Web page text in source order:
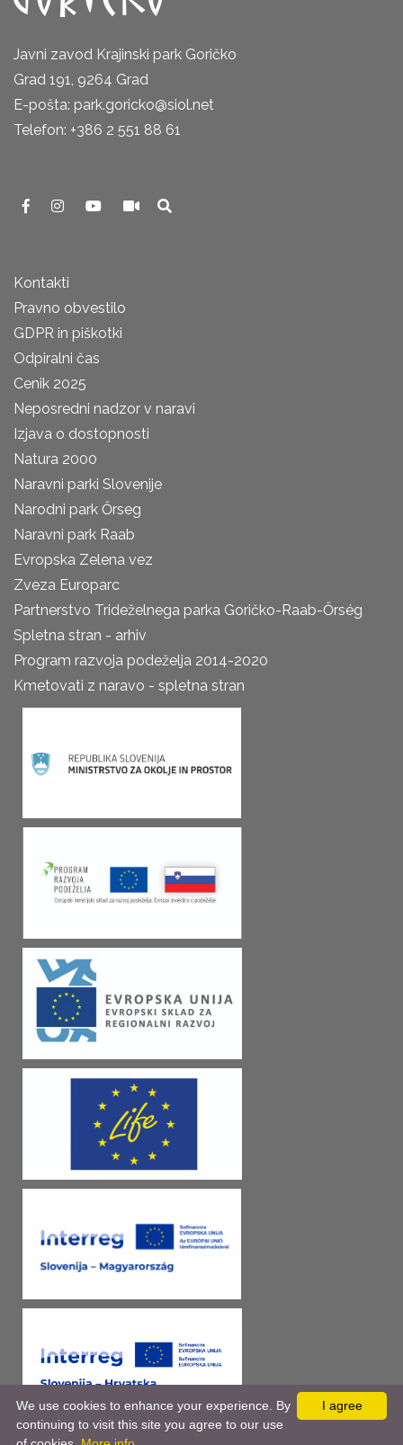
Javni zavod Krajinski park Goričko
Grad 191, 9264 Grad
E-pošta: park.goricko@siol.net
Telefon: +386 2 551 88 61
Kontakti
Pravno obvestilo
GDPR in piškotki
Odpiralni čas
Cenik 2025
Neposredni nadzor v naravi
Izjava o dostopnosti
Natura 2000
Naravni parki Slovenije
Narodni park Őrseg
Naravni park Raab
Evropska Zelena vez
Zveza Europarc
Partnerstvo Trideželnega parka Goričko-Raab-Őrség
Spletna stran - arhiv
Program razvoja podeželja 2014-2020
Kmetovati z naravo - spletna stran
I agree
We use cookies to enhance your experience. By
continuing to visit this site you agree to our use